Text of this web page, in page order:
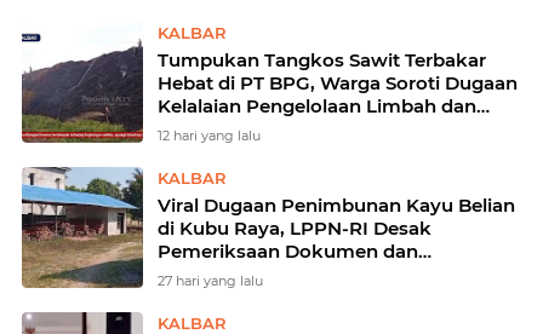
KALBAR
Tumpukan Tangkos Sawit Terbakar
Hebat di PT BPG, Warga Soroti Dugaan
Kelalaian Pengelolaan Limbah dan
Dampak Lingkungan
12 hari yang lalu
KALBAR
Viral Dugaan Penimbunan Kayu Belian
di Kubu Raya, LPPN-RI Desak
Pemeriksaan Dokumen dan
Penelusuran Asal Kayu
27 hari yang lalu
KALBAR